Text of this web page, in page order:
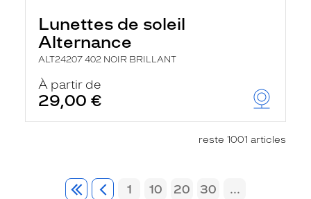
Lunettes de soleil
Alternance
ALT24207 402 NOIR BRILLANT
À partir de
29,00 €
reste 1001 articles
1 10 20 30
...